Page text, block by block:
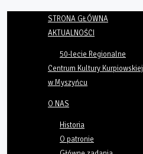
STRONA GŁÓWNA
AKTUALNOŚCI
50-lecie Regionalne
Centrum Kultury Kurpiowskiej
w Myszyńcu
O NAS
Historia
O patronie